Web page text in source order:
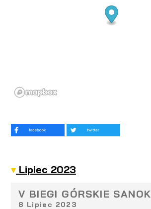
Lipiec 2023
V BIEGI GÓRSKIE SANOK
8 Lipiec 2023